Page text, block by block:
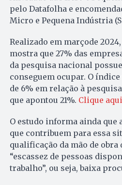
pelo Datafolha e
Micro e Pequena Indústria
Realizado em marçode
mostra que 27% das
da pesquisa nacional
conseguem ocupar. O
de 6% em relação à
que apontou 21%. Clique aqui
O estudo informa ainda
que contribuem para essa
qualificação da mão de obra
“escassez de pessoas
trabalho”, ou seja, baixa